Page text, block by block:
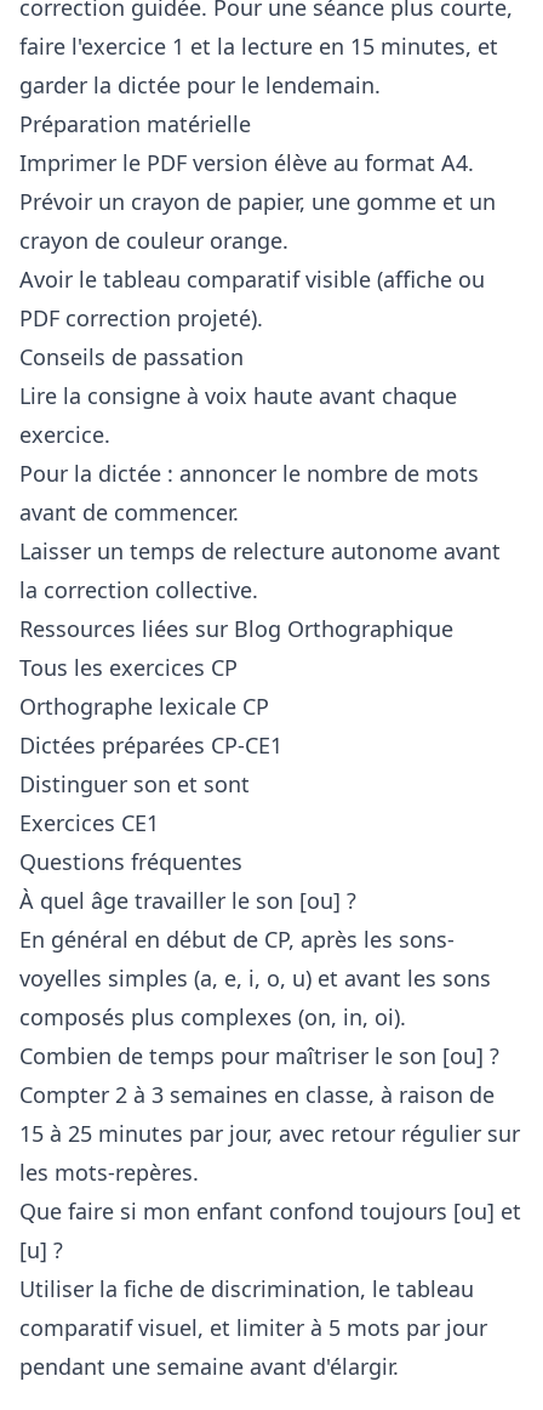
correction guidée. Pour une séance plus courte,
faire l'exercice 1 et la lecture en 15 minutes, et
garder la dictée pour le lendemain.
Préparation matérielle
Imprimer le PDF version élève au format A4.
Prévoir un crayon de papier, une gomme et un
crayon de couleur orange.
Avoir le tableau comparatif visible (affiche ou
PDF correction projeté).
Conseils de passation
Lire la consigne à voix haute avant chaque
exercice.
Pour la dictée : annoncer le nombre de mots
avant de commencer.
Laisser un temps de relecture autonome avant
la correction collective.
Ressources liées sur Blog Orthographique
Tous les exercices CP
Orthographe lexicale CP
Dictées préparées CP-CE1
Distinguer son et sont
Exercices CE1
Questions fréquentes
À quel âge travailler le son [ou] ?
En général en début de CP, après les sons-
voyelles simples (a, e, i, o, u) et avant les sons
composés plus complexes (on, in, oi).
Combien de temps pour maîtriser le son [ou] ?
Compter 2 à 3 semaines en classe, à raison de
15 à 25 minutes par jour, avec retour régulier sur
les mots-repères.
Que faire si mon enfant confond toujours [ou] et
[u] ?
Utiliser la fiche de discrimination, le tableau
comparatif visuel, et limiter à 5 mots par jour
pendant une semaine avant d'élargir.